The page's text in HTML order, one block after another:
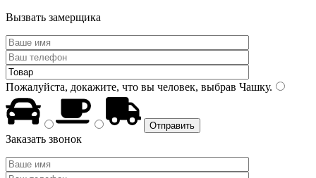
Вызвать замерщика
Пожалуйста, докажите, что вы человек, выбрав Чашку.
Заказать звонок